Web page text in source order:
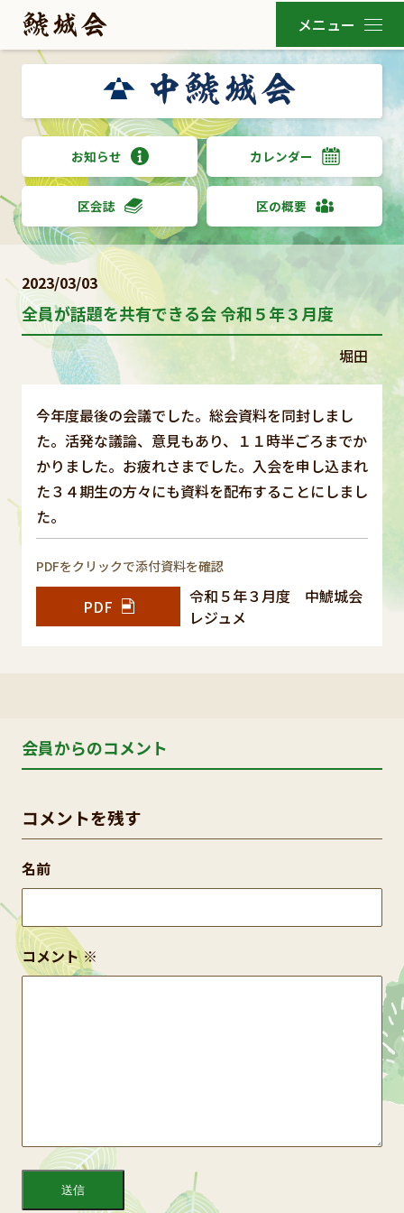
お知らせ カレンダー
区会誌 区の概要
2023/03/03
全員が話題を共有できる会 令和５年３月度
堀田
今年度最後の会議でした。総会資料を同封しまし
た。活発な議論、意見もあり、１１時半ごろまでか
かりました。お疲れさまでした。入会を申し込まれ
た３４期生の方々にも資料を配布することにしまし
た。
PDFをクリックで添付資料を確認
PDF
令和５年３月度 中鯱城会
レジュメ
会員からのコメント
コメントを残す
コメント※
名前